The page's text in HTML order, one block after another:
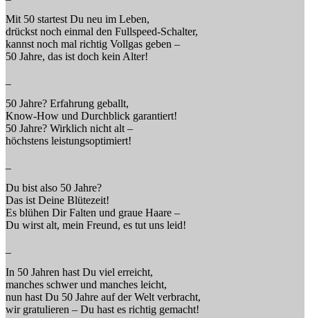
Mit 50 startest Du neu im Leben,
drückst noch einmal den Fullspeed-Schalter,
kannst noch mal richtig Vollgas geben –
50 Jahre, das ist doch kein Alter!
50 Jahre? Erfahrung geballt,
Know-How und Durchblick garantiert!
50 Jahre? Wirklich nicht alt –
höchstens leistungsoptimiert!
Du bist also 50 Jahre?
Das ist Deine Blütezeit!
Es blühen Dir Falten und graue Haare –
Du wirst alt, mein Freund, es tut uns leid!
In 50 Jahren hast Du viel erreicht,
manches schwer und manches leicht,
nun hast Du 50 Jahre auf der Welt verbracht,
wir gratulieren – Du hast es richtig gemacht!